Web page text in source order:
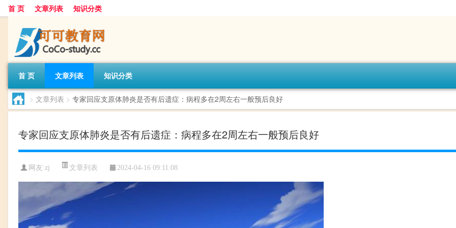
首 页 文章列表 知识分类
首 页 文章列表 知识分类
> 文章列表 > 专家回应支原体肺炎是否有后遗症：病程多在2周左右一般预后良好
专家回应支原体肺炎是否有后遗症：病程多在2周左右一般预后良好
网友:zj 文章列表 2024-04-16 09:11:08